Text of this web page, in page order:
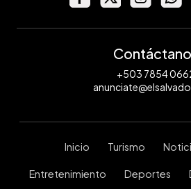
+503 7854
Inicio Turismo
Entretenimiento Deportes